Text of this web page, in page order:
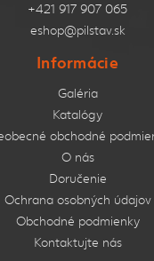
+421 917 907 065
eshop@pilstav.sk
Informácie
Galéria
Katalógy
obchodné
O nás
Doručenie
Ochrana osobných údajov
Obchodné podmienky
Kontaktujte nás